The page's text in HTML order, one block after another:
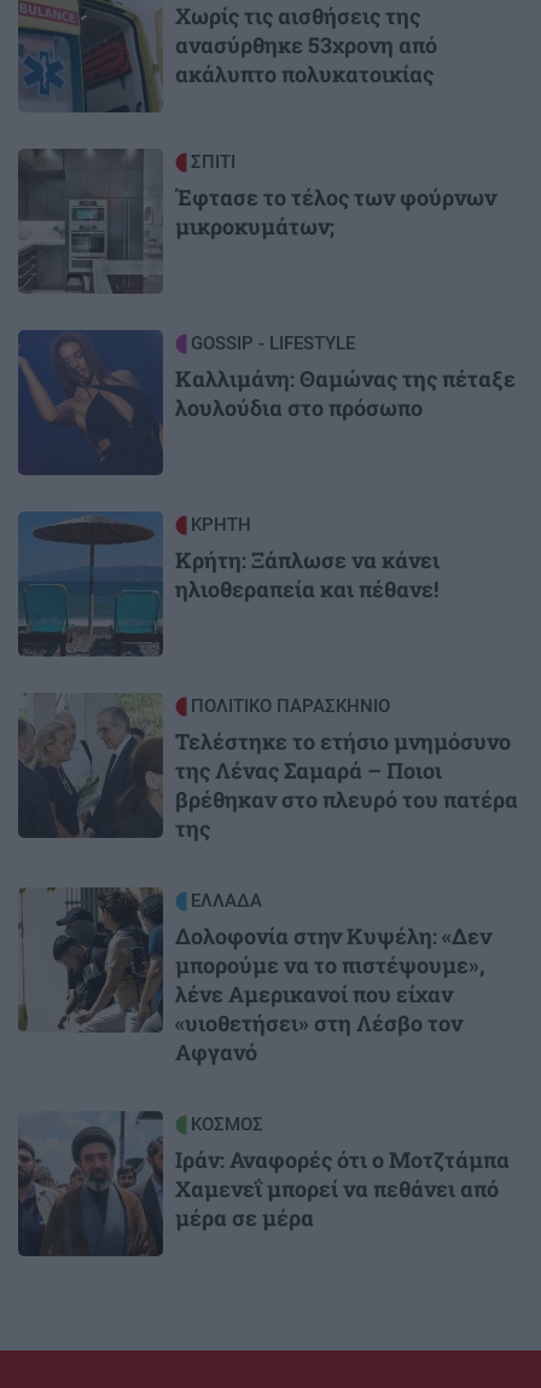
Χωρίς τις αισθήσεις της
ανασύρθηκε 53χρονη από
ακάλυπτο πολυκατοικίας
Image ΣΠΙΤΙ
Έφτασε το τέλος των φούρνων
μικροκυμάτων;
Image GOSSIP - LIFESTYLE
Καλλιμάνη: Θαμώνας της πέταξε
λουλούδια στο πρόσωπο
Image ΚΡΗΤΗ
Κρήτη: Ξάπλωσε να κάνει
ηλιοθεραπεία και πέθανε!
Image ΠΟΛΙΤΙΚΟ ΠΑΡΑΣΚΗΝΙΟ
Τελέστηκε το ετήσιο μνημόσυνο
της Λένας Σαμαρά – Ποιοι
βρέθηκαν στο πλευρό του πατέρα
της
Image ΕΛΛΑΔΑ
Δολοφονία στην Κυψέλη: «Δεν
μπορούμε να το πιστέψουμε»,
λένε Αμερικανοί που είχαν
«υιοθετήσει» στη Λέσβο τον
Αφγανό
ΚΟΣΜΟΣ
Ιράν: Αναφορές ότι ο Μοτζτάμπα
Χαμενεΐ μπορεί να πεθάνει από
μέρα σε μέρα